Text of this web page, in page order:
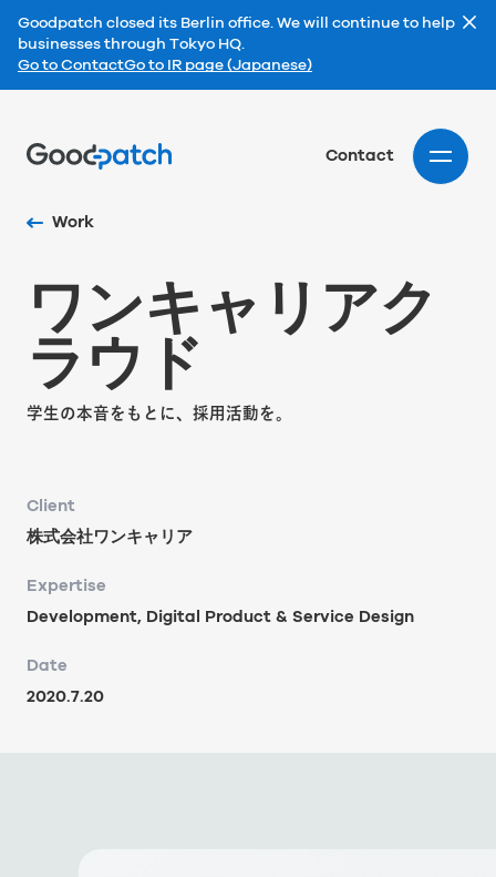
Goodpatch closed its Berlin office. We will continue to help
businesses through Tokyo HQ.
Go to ContactGo to IR page (Japanese)
Contact
Work
ワ ンキ ャ リ アク
ラ ウ ド
学生の本音をもとに、採用活動を。
Client
株式会社ワンキャリア
Expertise
Development, Digital Product & Service Design
Date
2020.7.20